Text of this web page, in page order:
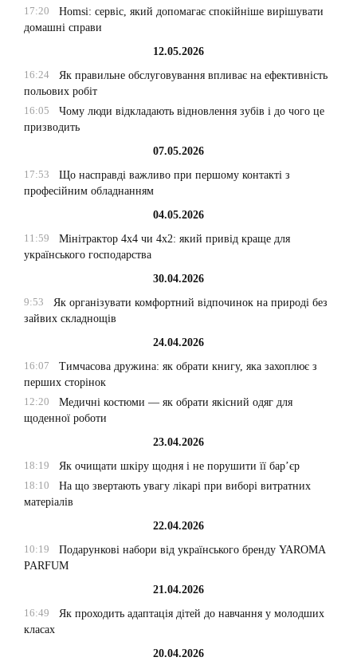
17:20
Homsi: сервіс, який допомагає спокійніше вирішувати
домашні справи
12.05.2026
16:24
Як правильне обслуговування впливає на ефективність
польових робіт
16:05
Чому люди відкладають відновлення зубів і до чого це
призводить
07.05.2026
17:53
Що насправді важливо при першому контакті з
професійним обладнанням
04.05.2026
11:59
Мінітрактор 4х4 чи 4х2: який привід краще для
українського господарства
30.04.2026
9:53
Як організувати комфортний відпочинок на природі без
зайвих складнощів
24.04.2026
16:07
Тимчасова дружина: як обрати книгу, яка захоплює з
перших сторінок
12:20
Медичні костюми — як обрати якісний одяг для
щоденної роботи
23.04.2026
18:19
Як очищати шкіру щодня і не порушити її бар’єр
18:10
На що звертають увагу лікарі при виборі витратних
матеріалів
22.04.2026
10:19
Подарункові набори від українського бренду YAROMA
PARFUM
21.04.2026
16:49
Як проходить адаптація дітей до навчання у молодших
класах
20.04.2026